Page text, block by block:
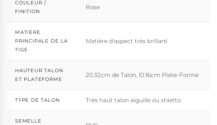
COULEUR /
FINITION
Rose
MATIÈRE
PRINCIPALE DE LA
TIGE
Matière d'aspect très brillant
HAUTEUR TALON
ET PLATEFORME
20.32cm de Talon, 10.16cm Plate-Forme
TYPE DE TALON Très haut talon aiguille ou stiletto
SEMELLE